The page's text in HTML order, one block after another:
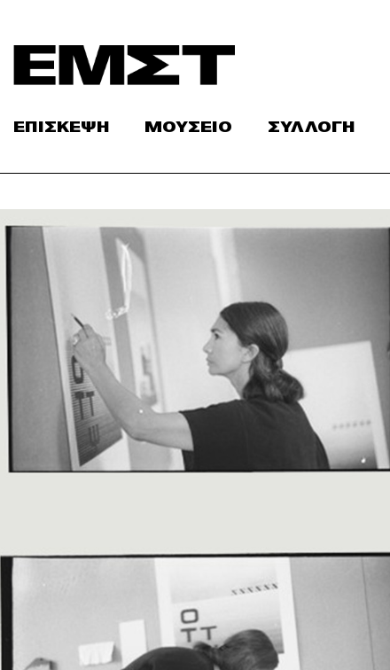
content
ΕΠΙΣΚΕΨΗ ΜΟΥΣΕΙΟ ΣΥΛΛΟΓΗ